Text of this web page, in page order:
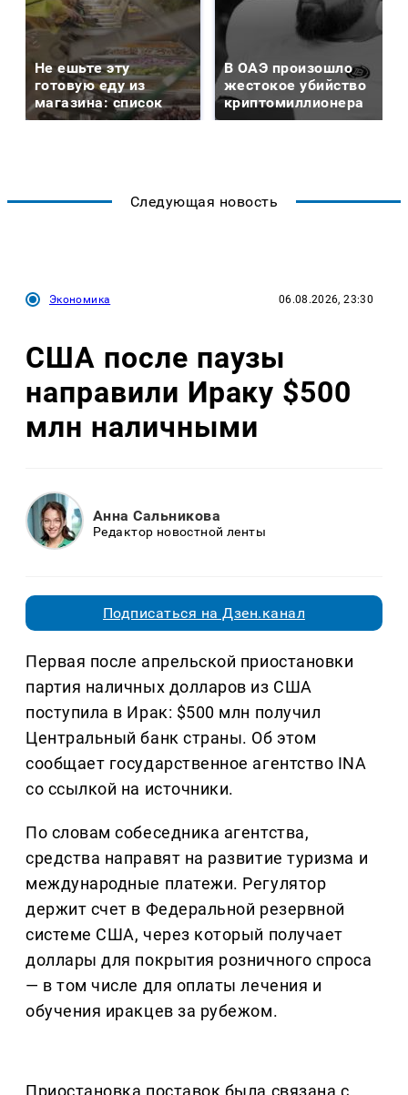
Не ешьте эту
готовую еду из
магазина: список
В ОАЭ произошло
жестокое убийство
криптомиллионера
Следующая новость
Экономика 06.08.2026, 23:30
США после паузы
направили Ираку $500
млн наличными
Анна Сальникова
Редактор новостной ленты
Подписаться на Дзен.канал
Первая после апрельской приостановки
партия наличных долларов из США
поступила в Ирак: $500 млн получил
Центральный банк страны. Об этом
сообщает государственное агентство INA
со ссылкой на источники.
По словам собеседника агентства,
средства направят на развитие туризма и
международные платежи. Регулятор
держит счет в Федеральной резервной
системе США, через который получает
доллары для покрытия розничного спроса
— в том числе для оплаты лечения и
обучения иракцев за рубежом.